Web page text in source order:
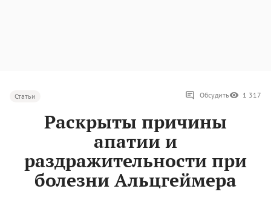
Статьи Обсудить 1 317
Раскрыты причины
апатии и
раздражительности при
болезни Альцгеймера